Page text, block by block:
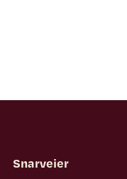
Snarveier